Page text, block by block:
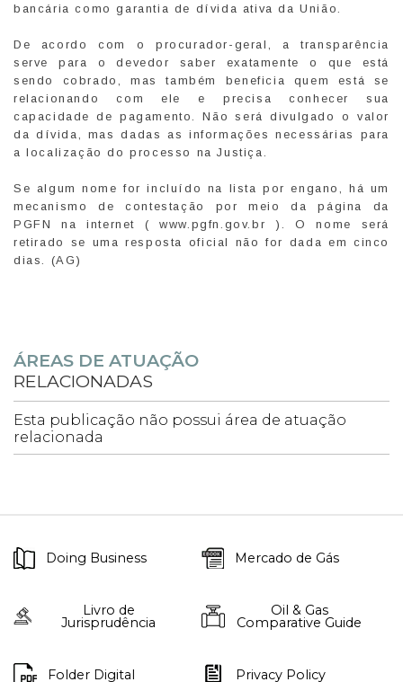
bancária como garantia de dívida ativa da União.
De acordo com o procurador-geral, a transparência
serve para o devedor saber exatamente o que está
sendo cobrado, mas também beneficia quem está se
relacionando com ele e precisa conhecer sua
capacidade de pagamento. Não será divulgado o valor
da dívida, mas dadas as informações necessárias para
a localização do processo na Justiça.
Se algum nome for incluído na lista por engano, há um
mecanismo de contestação por meio da página da
PGFN na internet ( www.pgfn.gov.br ). O nome será
retirado se uma resposta oficial não for dada em cinco
dias. (AG)
ÁREAS DE ATUAÇÃO
RELACIONADAS
Esta publicação não possui área de atuação
relacionada
Doing Business Mercado de Gás
Livro de
Jurisprudência
Oil & Gas
Comparative Guide
Folder Digital Privacy Policy